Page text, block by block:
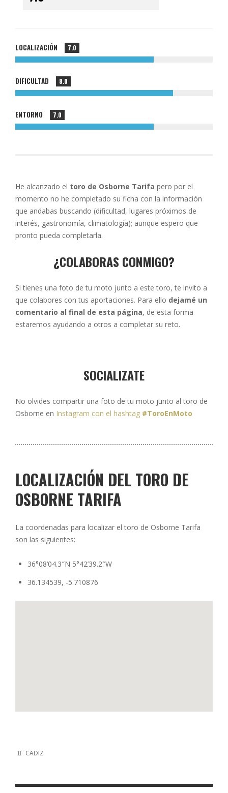
LOCALIZACIÓN 7.0
DIFICULTAD 8.0
ENTORNO 7.0
He alcanzado el toro de Osborne Tarifa pero por el
momento no he completado su ficha con la información
que andabas buscando (dificultad, lugares próximos de
interés, gastronomía, climatología); aunque espero que
pronto pueda completarla.
¿COLABORAS CONMIGO?
Si tienes una foto de tu moto junto a este toro, te invito a
que colabores con tus aportaciones. Para ello dejamé un
comentario al final de esta página, de esta forma
estaremos ayudando a otros a completar su reto.
SOCIALIZATE
No olvides compartir una foto de tu moto junto al toro de
Osborne en Instagram con el hashtag #ToroEnMoto
LOCALIZACIÓN DEL TORO DE
OSBORNE TARIFA
La coordenadas para localizar el toro de Osborne Tarifa
son las siguientes:
36°08’04.3″N 5°42’39.2″W
36.134539, -5.710876
CADIZ